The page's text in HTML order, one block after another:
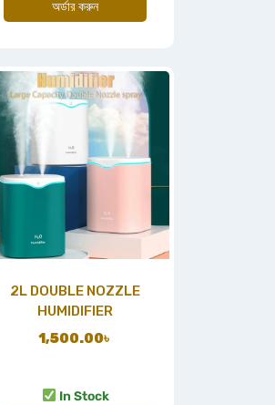
অর্ডার করুন
2L DOUBLE NOZZLE
HUMIDIFIER
1,500.00৳
In Stock